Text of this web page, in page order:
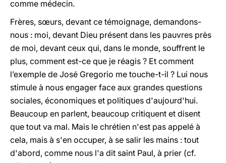
comme médecin.
Frères, sœurs, devant ce témoignage, demandons-
nous : moi, devant Dieu présent dans les pauvres près
de moi, devant ceux qui, dans le monde, souffrent le
plus, comment est-ce que je réagis ? Et comment
l’exemple de José Gregorio me touche-t-il ? Lui nous
stimule à nous engager face aux grandes questions
sociales, économiques et politiques d'aujourd'hui.
Beaucoup en parlent, beaucoup critiquent et disent
que tout va mal. Mais le chrétien n'est pas appelé à
cela, mais à s'en occuper, à se salir les mains : tout
d'abord, comme nous l'a dit saint Paul, à prier (cf.